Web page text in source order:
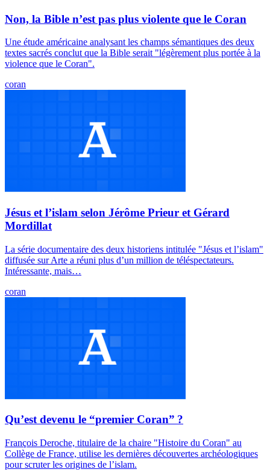
Non, la Bible n’est pas plus violente que le Coran
Une étude américaine analysant les champs sémantiques des deux
textes sacrés conclut que la Bible serait "légèrement plus portée à la
violence que le Coran".
coran
Jésus et l’islam selon Jérôme Prieur et Gérard
Mordillat
La série documentaire des deux historiens intitulée "Jésus et l’islam"
diffusée sur Arte a réuni plus d’un million de téléspectateurs.
Intéressante, mais…
coran
Qu’est devenu le “premier Coran” ?
François Deroche, titulaire de la chaire "Histoire du Coran" au
Collège de France, utilise les dernières découvertes archéologiques
pour scruter les origines de l’islam.